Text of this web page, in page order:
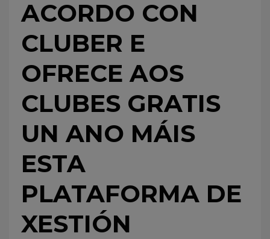
ACORDO CON
CLUBER E
OFRECE AOS
CLUBES GRATIS
UN ANO MÁIS
ESTA
PLATAFORMA DE
XESTIÓN